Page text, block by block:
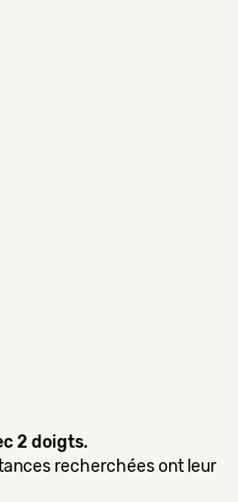
2 doigts.
recherchées ont leur